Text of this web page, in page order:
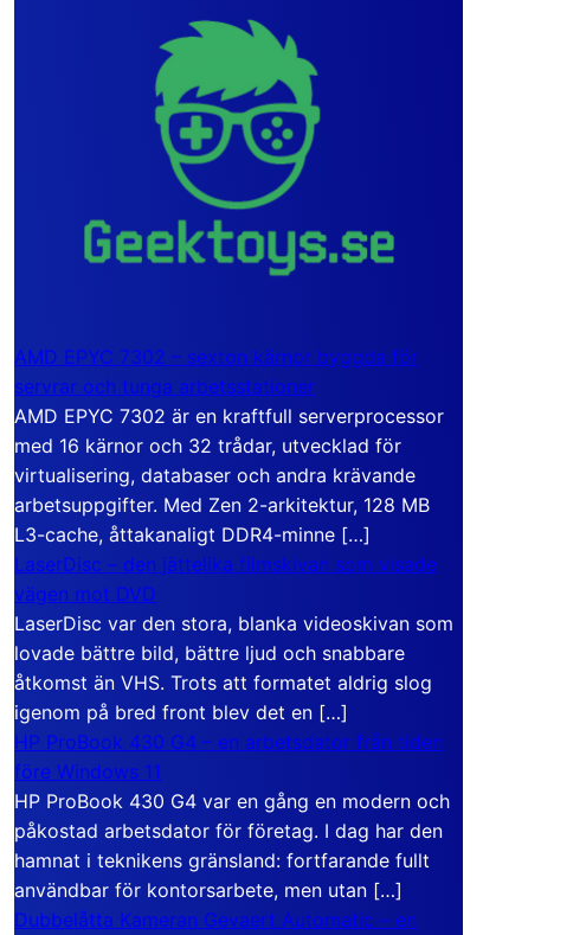
AMD EPYC 7302 – sexton kärnor byggda för
servrar och tunga arbetsstationer
AMD EPYC 7302 är en kraftfull serverprocessor
med 16 kärnor och 32 trådar, utvecklad för
virtualisering, databaser och andra krävande
arbetsuppgifter. Med Zen 2-arkitektur, 128 MB
L3-cache, åttakanaligt DDR4-minne […]
LaserDisc – den jättelika filmskivan som visade
vägen mot DVD
LaserDisc var den stora, blanka videoskivan som
lovade bättre bild, bättre ljud och snabbare
åtkomst än VHS. Trots att formatet aldrig slog
igenom på bred front blev det en […]
HP ProBook 430 G4 – en arbetsdator från tiden
före Windows 11
HP ProBook 430 G4 var en gång en modern och
påkostad arbetsdator för företag. I dag har den
hamnat i teknikens gränsland: fortfarande fullt
användbar för kontorsarbete, men utan […]
Dubbelåtta Kameran Gevaert Automatic – en